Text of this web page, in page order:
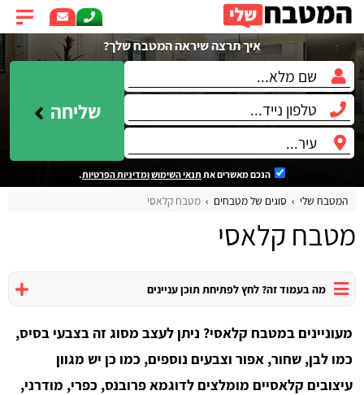
איך תרצה שיראה המטבח שלך?
שליחה
הנכם מאשרים את תנאי השימושומדיניות הפרטיות.
המטבח שלי סוגים של מטבחים מטבח קלאסי
מטבח קלאסי
מה בעמוד זה? לחץ לפתיחת תוכן עניינים
מעוניינים במטבח קלאסי? ניתן לעצב מסוג זה בצבעי בסיס,
כמו לבן, שחור, אפור וצבעים נוספים, כמו כן יש מגוון
עיצובים קלאסיים מומלצים לדוגמא פרובנס, כפרי, מודרני,